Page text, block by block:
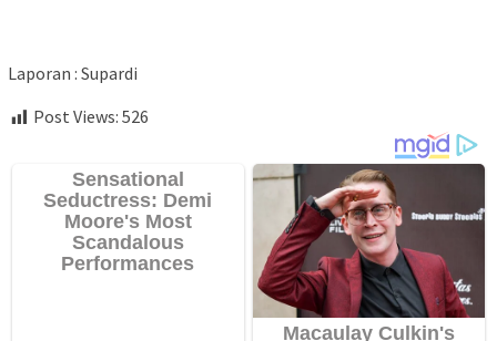
Laporan : Supardi
Post Views: 526